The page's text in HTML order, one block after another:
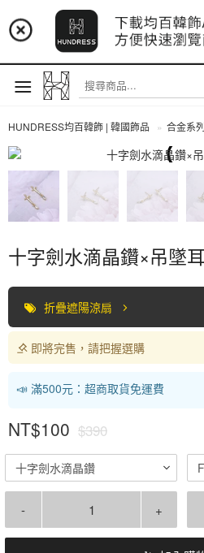
📢 市集預告：9/4-9/
📢 市集預告：9/12-9/
📢 市集預告：8/22-8/23
註冊
HUNDRESS均百韓飾 | 韓國飾品 合金系列
十字劍水滴晶鑽×吊墜
折疊遮陽涼扇
即將完售，請把握選購
📣 滿500元：超商取貨免運費
NT$100 $390
十字劍水滴晶鑽 F
- +